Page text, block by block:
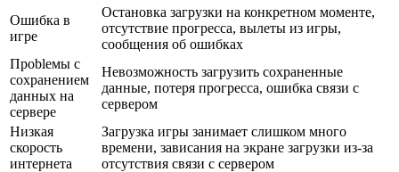
Ошибка в
игре
Остановка загрузки на конкретном моменте,
отсутствие прогресса, вылеты из игры,
сообщения об ошибках
Проbleмы с
сохранением
данных на
сервере
Невозможность загрузить сохраненные
данные, потеря прогресса, ошибка связи с
сервером
Низкая
скорость
интернета
Загрузка игры занимает слишком много
времени, зависания на экране загрузки из-за
отсутствия связи с сервером